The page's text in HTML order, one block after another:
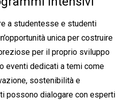
a studentesse e studenti
unica per costruire
per il proprio sviluppo
eventi dedicati a temi come
sostenibilità e
possono dialogare con esperti